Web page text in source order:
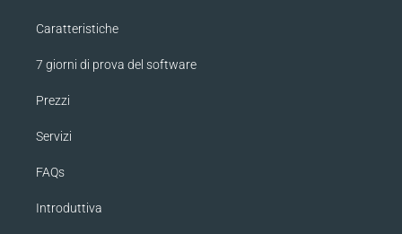
Caratteristiche
7 giorni di prova del software
Prezzi
Servizi
FAQs
Introduttiva